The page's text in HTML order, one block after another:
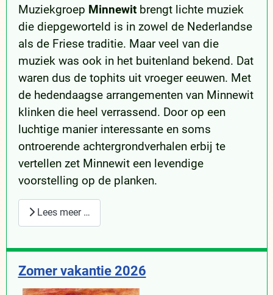
Muziekgroep Minnewitbrengt lichte muziek
die diepgeworteld is in zowel de Nederlandse
als de Friese traditie. Maar veel van die
muziek was ook in het buitenland bekend. Dat
waren dus de tophits uit vroeger eeuwen. Met
de hedendaagse arrangementen van Minnewit
klinken die heel verrassend. Door op een
luchtige manier interessante en soms
ontroerende achtergrondverhalen erbij te
vertellen zet Minnewit een levendige
voorstelling op de planken.
Lees meer …
Zomer vakantie 2026